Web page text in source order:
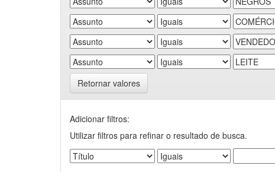
Retornar valores
Adicionar filtros:
Utilizar filtros para refinar o resultado de busca.